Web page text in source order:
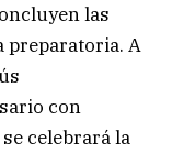
las
preparatoria. A
con
celebrará la